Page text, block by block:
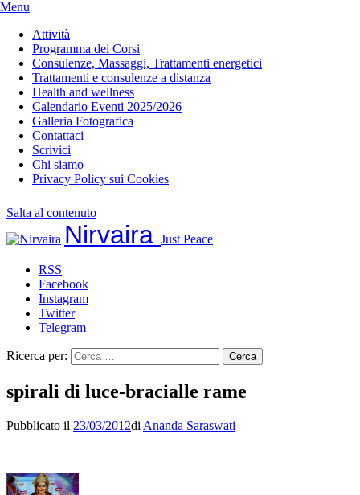
Menu
Attività
Programma dei Corsi
Consulenze, Massaggi, Trattamenti energetici
Trattamenti e consulenze a distanza
Health and wellness
Calendario Eventi 2025/2026
Galleria Fotografica
Contattaci
Scrivici
Chi siamo
Privacy Policy sui Cookies
Salta al contenuto
Nirvaira Just Peace
RSS
Facebook
Instagram
Twitter
Telegram
Ricerca per:
spirali di luce-bracialle rame
Pubblicato il 23/03/2012di Ananda Saraswati